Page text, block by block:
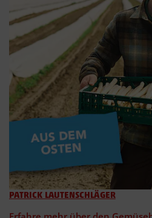
PATRICK LAUTENSCHLÄGER